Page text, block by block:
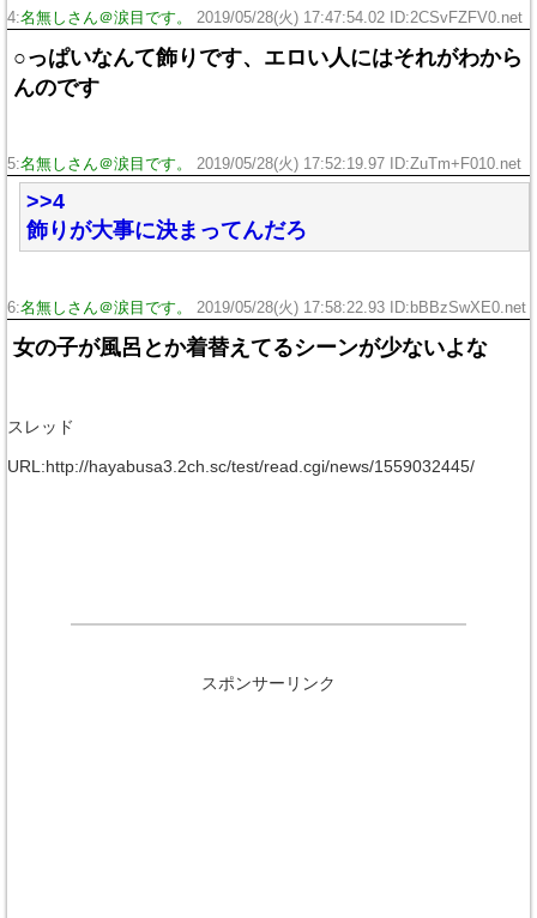
4:名無しさん＠涙目です。 2019/05/28(火) 17:47:54.02 ID:2CSvFZFV0.net
○っぱいなんて飾りです、エロい人にはそれがわから
んのです
5:名無しさん＠涙目です。 2019/05/28(火) 17:52:19.97 ID:ZuTm+F010.net
>>4
飾りが大事に決まってんだろ
6:名無しさん＠涙目です。 2019/05/28(火) 17:58:22.93 ID:bBBzSwXE0.net
女の子が風呂とか着替えてるシーンが少ないよな
スレッド
URL:http://hayabusa3.2ch.sc/test/read.cgi/news/1559032445/
スポンサーリンク